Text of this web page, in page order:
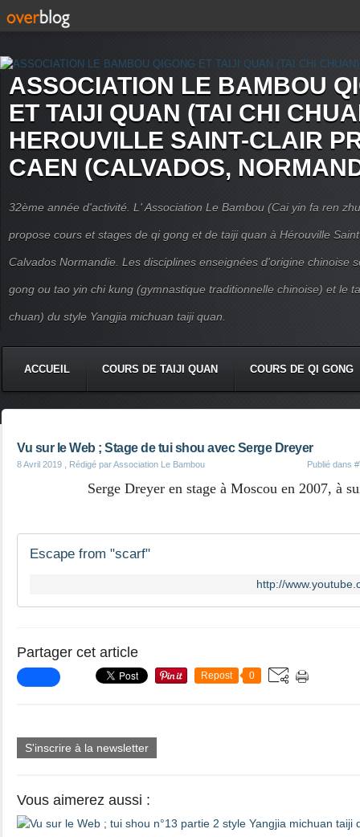
ASSOCIATION LE BAMBOU
ET TAIJI QUAN (TAI CHI
HEROUVILLE SAINT-CLAIR
CAEN (CALVADOS,
32ème année d'activité. L' Association Le Bambou (Cai yin fa ren
propose cours et stages de qi gong et de taiji quan à Hérouville
Calvados Normandie. Les disciplines enseignées d'origine chinoise
gong ou tao yin chi kung (gymnastique traditionnelle chinoise) et le
chuan) du style Yangjia michuan taiji quan.
ACCUEIL COURS DE TAIJI QUAN COURS DE QI GONG
Vu sur le Web ; Stage de tui shou avec Serge Dreyer
8 Avril 2019 , Rédigé par Association Le Bambou Publié dans
Serge Dreyer en stage à Moscou en 2007, à
Escape from "scarf"
http://
Partager cet article
Repost 0
S'inscrire à la newsletter
Vous aimerez aussi :